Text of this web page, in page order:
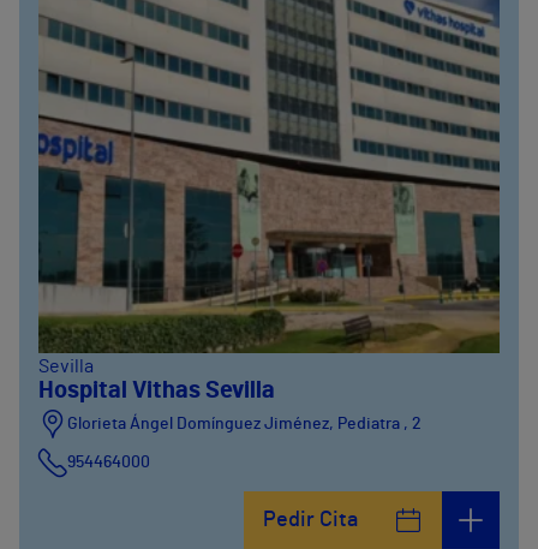
Sevilla
Hospital Vithas Sevilla
Glorieta Ángel Domínguez Jiménez, Pediatra , 2
954464000
Pedir Cita